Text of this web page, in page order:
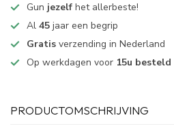
Gun jezelf het allerbeste!
Al 45 jaar een begrip
Gratis verzending in Nederland
Op werkdagen voor 15u besteld
PRODUCTOMSCHRIJVING